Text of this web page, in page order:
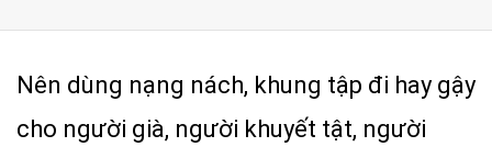
Nên dùng nạng nách, khung tập đi hay gậy
cho người già, người khuyết tật, người